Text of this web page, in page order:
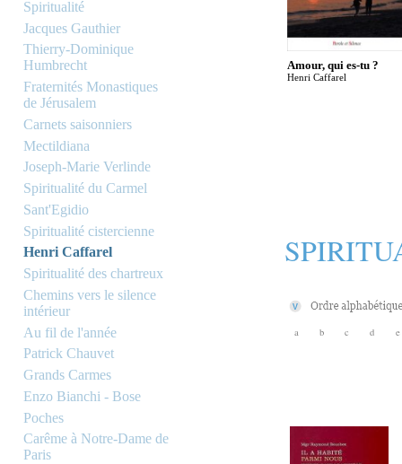
Spiritualité
Jacques Gauthier
Thierry-Dominique
Humbrecht
Fraternités Monastiques
de Jérusalem
Carnets saisonniers
Mectildiana
Joseph-Marie Verlinde
Spiritualité du Carmel
Sant'Egidio
Spiritualité cistercienne
Henri Caffarel
Spiritualité des chartreux
Chemins vers le silence
intérieur
Au fil de l'année
Patrick Chauvet
Grands Carmes
Enzo Bianchi - Bose
Poches
Carême à Notre-Dame de
Paris
Amour, qui es-tu ?
Henri Caffarel
a b c d e